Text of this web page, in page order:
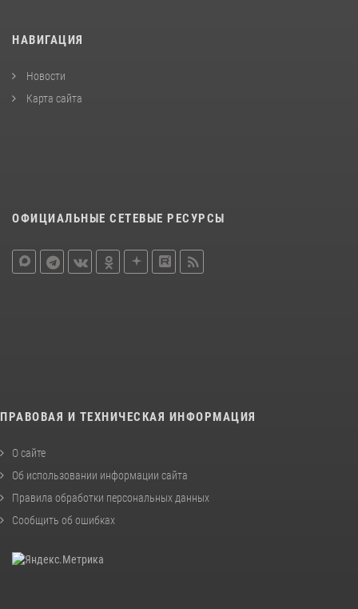
НАВИГАЦИЯ
Новости
Карта сайта
ОФИЦИАЛЬНЫЕ СЕТЕВЫЕ РЕСУРСЫ
ПРАВОВАЯ И ТЕХНИЧЕСКАЯ ИНФОРМАЦИЯ
О сайте
Об использовании информации сайта
Правила обработки персональных данных
Сообщить об ошибках